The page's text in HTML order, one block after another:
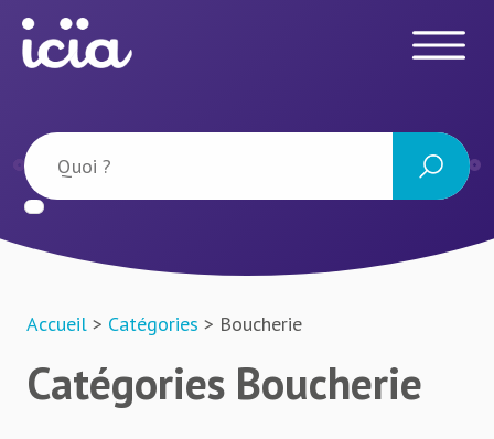
Accueil > Catégories > Boucherie
Catégories Boucherie